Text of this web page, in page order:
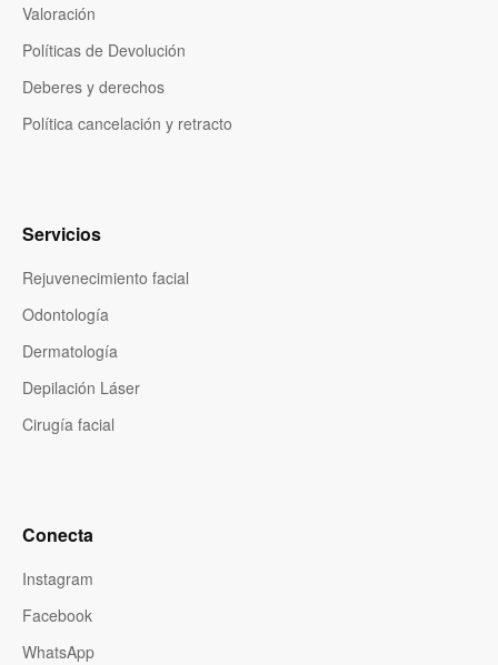
Valoración
Políticas de Devolución
Deberes y derechos
Política cancelación y retracto
Servicios
Rejuvenecimiento facial
Odontología
Dermatología
Depilación Láser
Cirugía facial
Conecta
Instagram
Facebook
WhatsApp